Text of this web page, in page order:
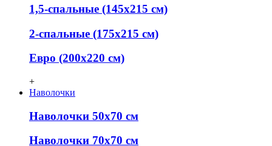
1,5-спальные (145х215 см)
2-спальные (175х215 см)
Евро (200х220 см)
+
Наволочки
Наволочки 50х70 см
Наволочки 70х70 см